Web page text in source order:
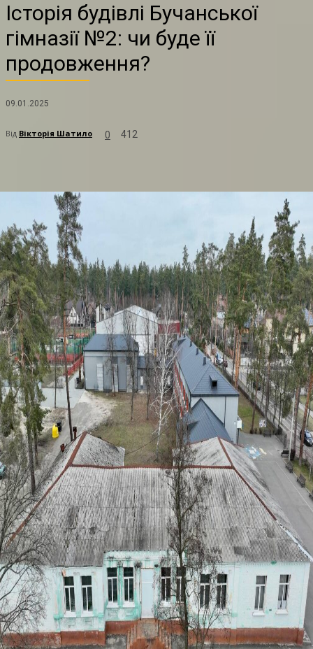
Історія будівлі Бучанської
гімназії №2: чи буде її
продовження?
09.01.2025
Від Вікторія Шатило 0 412